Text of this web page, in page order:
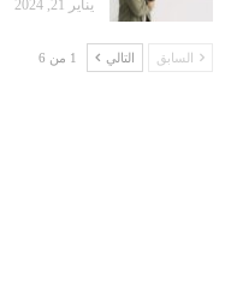
يناير 21, 2024
السابق التالي 1 من 6